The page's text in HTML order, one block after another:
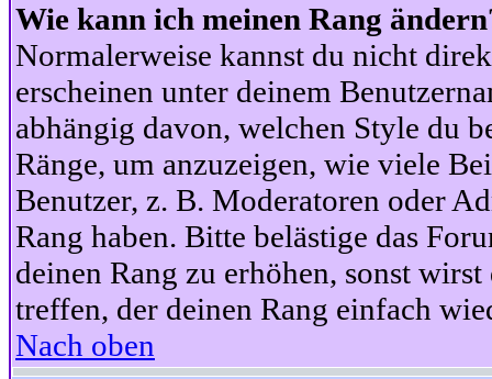
Wie kann ich meinen Rang
Normalerweise kannst du nicht
erscheinen unter deinem
abhängig davon, welchen Style du
Ränge, um anzuzeigen, wie viele
Benutzer, z. B. Moderatoren oder
Rang haben. Bitte belästige das
deinen Rang zu erhöhen, sonst
treffen, der deinen Rang einfach
Nach oben